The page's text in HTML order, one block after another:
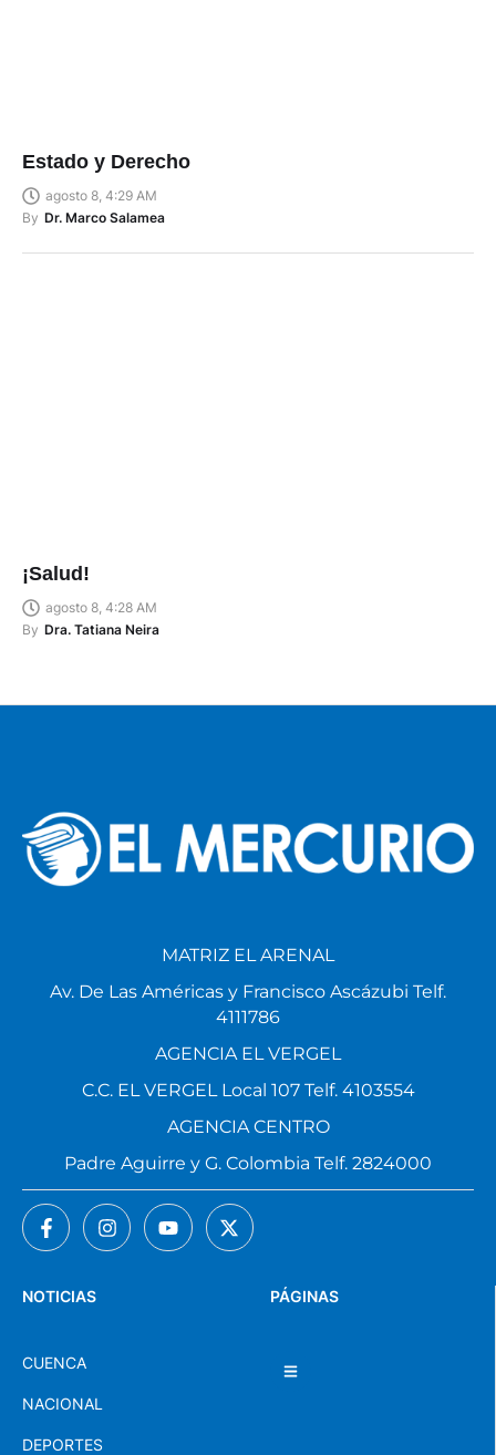
Estado y Derecho
agosto 8, 4:29 AM
By Dr. Marco Salamea
¡Salud!
agosto 8, 4:28 AM
By Dra. Tatiana Neira
PÁGINAS
NOTICIAS
CUENCA
NACIONAL
DEPORTES
MATRIZ EL ARENAL
Av. De Las Américas y Francisco Ascázubi Telf.
4111786
AGENCIA EL VERGEL
C.C. EL VERGEL Local 107 Telf. 4103554
AGENCIA CENTRO
Padre Aguirre y G. Colombia Telf. 2824000